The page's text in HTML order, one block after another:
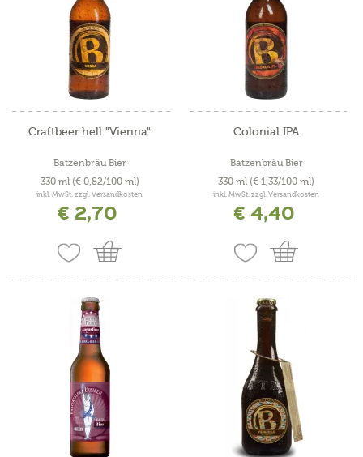
Craftbeer hell "Vienna"
Batzenbräu Bier
330 ml (€ 0,82/100 ml)
inkl. MwSt. zzgl. Versandkosten
€ 2,70
Colonial IPA
Batzenbräu Bier
330 ml (€ 1,33/100 ml)
inkl. MwSt. zzgl. Versandkosten
€ 4,40